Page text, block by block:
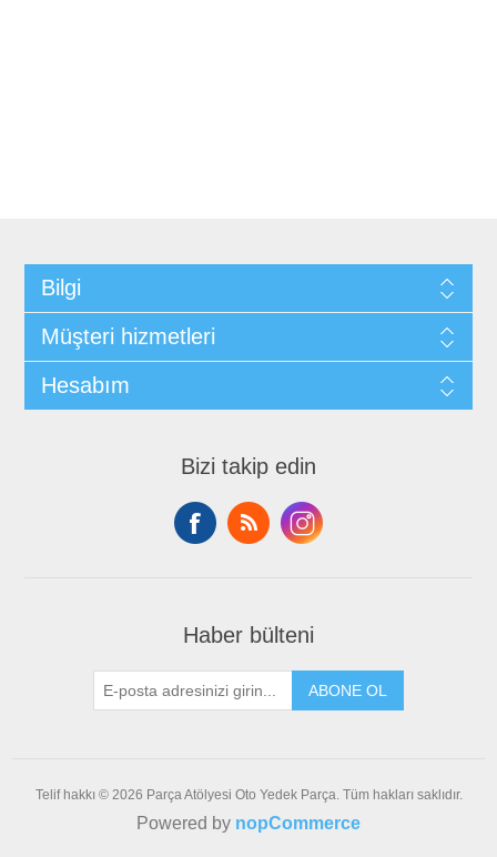
Bilgi
Müşteri hizmetleri
Hesabım
Bizi takip edin
Haber bülteni
ABONE OL
Telif hakkı © 2026 Parça Atölyesi Oto Yedek Parça. Tüm hakları saklıdır.
Powered by nopCommerce